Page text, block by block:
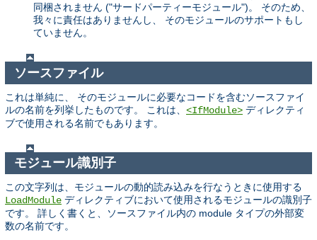
同梱されません ("サードパーティーモジュール")。 そのため、
我々に責任はありませんし、 そのモジュールのサポートもし
ていません。
ソースファイル
これは単純に、 そのモジュールに必要なコードを含むソースファイ
ルの名前を列挙したものです。 これは、 <IfModule> ディレクティ
ブで使用される名前でもあります。
モジュール識別子
この文字列は、モジュールの動的読み込みを行なうときに使用する
LoadModule ディレクティブにおいて使用されるモジュールの識別子
です。 詳しく書くと、ソースファイル内の module タイプの外部変
数の名前です。